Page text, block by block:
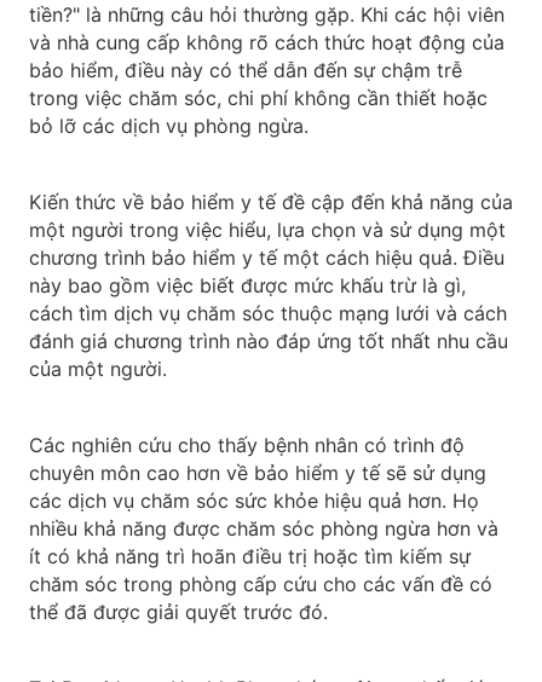
tiền?" là những câu hỏi thường gặp. Khi các hội viên
và nhà cung cấp không rõ cách thức hoạt động của
bảo hiểm, điều này có thể dẫn đến sự chậm trễ
trong việc chăm sóc, chi phí không cần thiết hoặc
bỏ lỡ các dịch vụ phòng ngừa.
Kiến thức về bảo hiểm y tế đề cập đến khả năng của
một người trong việc hiểu, lựa chọn và sử dụng một
chương trình bảo hiểm y tế một cách hiệu quả. Điều
này bao gồm việc biết được mức khấu trừ là gì,
cách tìm dịch vụ chăm sóc thuộc mạng lưới và cách
đánh giá chương trình nào đáp ứng tốt nhất nhu cầu
của một người.
Các nghiên cứu cho thấy bệnh nhân có trình độ
chuyên môn cao hơn về bảo hiểm y tế sẽ sử dụng
các dịch vụ chăm sóc sức khỏe hiệu quả hơn. Họ
nhiều khả năng được chăm sóc phòng ngừa hơn và
ít có khả năng trì hoãn điều trị hoặc tìm kiếm sự
chăm sóc trong phòng cấp cứu cho các vấn đề có
thể đã được giải quyết trước đó.